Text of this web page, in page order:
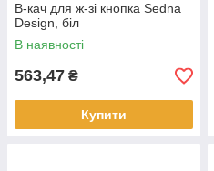
В-кач для ж-зі кнопка Sedna
Design, біл
В наявності
563,47 ₴
Купити